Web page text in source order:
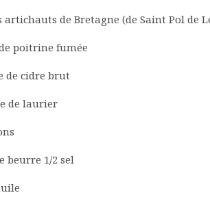
artichauts de Bretagne (de Saint Pol de
poitrine fumée
de cidre brut
de laurier
beurre 1/2 sel